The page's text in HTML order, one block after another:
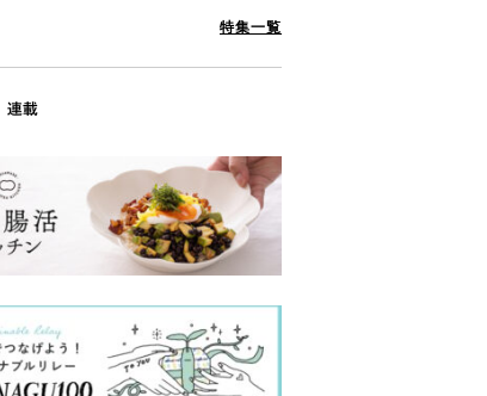
特集一覧